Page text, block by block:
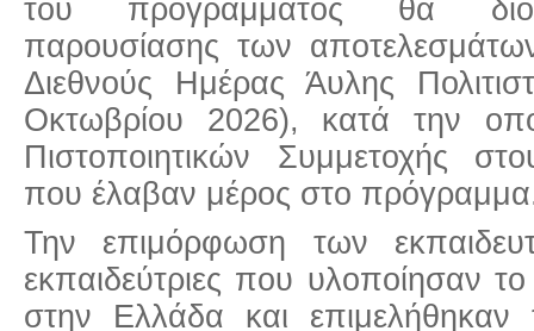
του προγράμματος θα
παρουσίασης των
Διεθνούς Ημέρας Άυλης
Οκτωβρίου 2026), κατά την
Πιστοποιητικών Συμμετοχής
που έλαβαν μέρος στο
Την επιμόρφωση των
εκπαιδεύτριες που υλοποίησαν
στην Ελλάδα και επιμελήθηκαν